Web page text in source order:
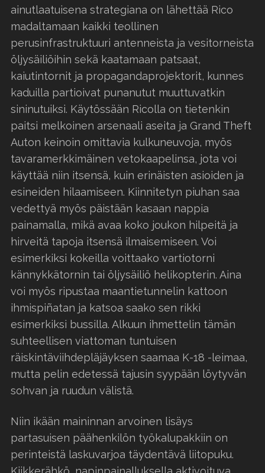
ainutlaatuisena strategiana on lähettää Rico
madaltamaan kaikki teollinen
perusinfrastruktuuri antenneista ja vesitorneista
öljysäiliöihin sekä kaatamaan patsaat,
kaiutintornit ja propagandaprojektorit, kunnes
kaduilla partioivat punanutut muuttuvatkin
sininutuiksi. Käytössään Ricolla on tietenkin
paitsi melkoinen arsenaali aseita ja Grand Theft
Auton keinoin omittavia kulkuneuvoja, myös
tavaramerkkimäinen vetokaapelinsa, jota voi
käyttää niin itsensä, kuin erinäisten asioiden ja
esineiden hilaamiseen. Kiinnitetyn piuhan saa
vedettyä myös päistään kasaan nappia
painamalla, mikä avaa koko joukon hilpeitä ja
hirveitä tapoja itsensä ilmaisemiseen. Voi
esimerkiksi kokeilla voittaako vartiotorni
kännykkätornin tai öljysäiliö helikopterin. Aina
voi myös ripustaa maantietunnelin kattoon
ihmispiñatan ja katsoa saako sen rikki
esimerkiksi bussilla. Alkuun ihmettelin tämän
suhteellisen viattoman tuntuisen
räiskintäviihdepläjäyksen saamaa K-18 -leimaa,
mutta pelin edetessä tajusin syypään löytyvän
sohvan ja ruudun välistä.
Niin ikään maininnan arvoinen lisäys
partasuisen päähenkilön työkalupakkiin on
perinteistä laskuvarjoa täydentävä liitopuku.